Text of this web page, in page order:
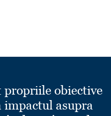
obiective
asupra